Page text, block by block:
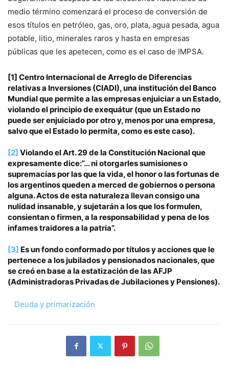
medio término comenzará el proceso de conversión de
esos títulos en petróleo, gas, oro, plata, agua pesada, agua
potable, litio, minerales raros y hasta en empresas
públicas que les apetecen, como es el caso de IMPSA.
[1] Centro Internacional de Arreglo de Diferencias
relativas a Inversiones (CIADI), una institución del Banco
Mundial que permite a las empresas enjuiciar a un Estado,
violando el principio de exequátur (que un Estado no
puede ser enjuiciado por otro y, menos por una empresa,
salvo que el Estado lo permita, como es este caso).
[2] Violando el Art. 29 de la Constitución Nacional que
expresamente dice:”… ni otorgarles sumisiones o
supremacías por las que la vida, el honor o las fortunas de
los argentinos queden a merced de gobiernos o persona
alguna. Actos de esta naturaleza llevan consigo una
nulidad insanable, y sujetarán a los que los formulen,
consientan o firmen, a la responsabilidad y pena de los
infames traidores a la patria”.
[3] Es un fondo conformado por títulos y acciones que le
pertenece a los jubilados y pensionados nacionales, que
se creó en base a la estatización de las AFJP
(Administradoras Privadas de Jubilaciones y Pensiones).
Deuda y primarización